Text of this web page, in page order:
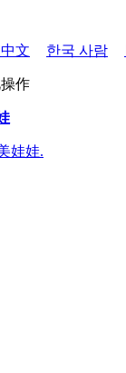
文 한국 사람
作
娃娃.